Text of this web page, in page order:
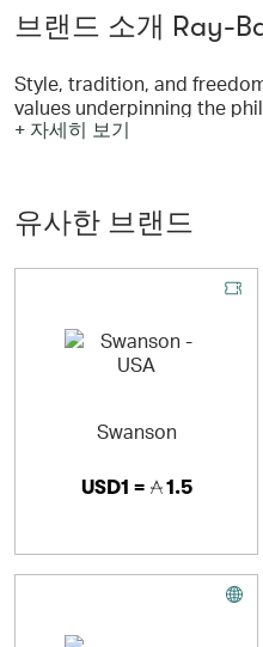
브랜드 소개 Ray-
Style, tradition, and
values underpinning the
has been the undisputed
of its eyewear. Ray-Ban’s
evolving to meet the needs
contemporary lifestyle.
trendsetters all over the
+ 자세히 보기
유사한 브랜드
Swanson
USD1 = 1.5